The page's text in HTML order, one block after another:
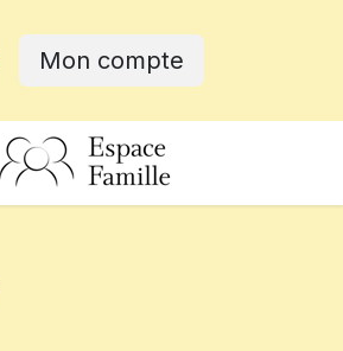
Mon compte